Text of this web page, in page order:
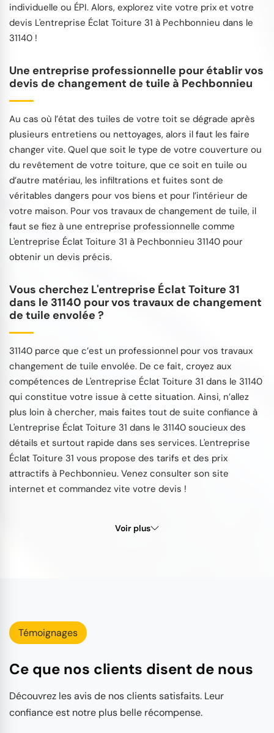
individuelle ou ÉPI. Alors, explorez vite votre prix et votre
devis L'entreprise Éclat Toiture 31 à Pechbonnieu dans le
31140 !
Une entreprise professionnelle pour établir vos
devis de changement de tuile à Pechbonnieu
Au cas où l’état des tuiles de votre toit se dégrade après
plusieurs entretiens ou nettoyages, alors il faut les faire
changer vite. Quel que soit le type de votre couverture ou
du revêtement de votre toiture, que ce soit en tuile ou
d’autre matériau, les infiltrations et fuites sont de
véritables dangers pour vos biens et pour l’intérieur de
votre maison. Pour vos travaux de changement de tuile, il
faut se fiez à une entreprise professionnelle comme
L'entreprise Éclat Toiture 31 à Pechbonnieu 31140 pour
obtenir un devis précis.
Vous cherchez L'entreprise Éclat Toiture 31
dans le 31140 pour vos travaux de changement
de tuile envolée ?
31140 parce que c’est un professionnel pour vos travaux
changement de tuile envolée. De ce fait, croyez aux
compétences de L'entreprise Éclat Toiture 31 dans le 31140
qui constitue votre issue à cette situation. Ainsi, n’allez
plus loin à chercher, mais faites tout de suite confiance à
L'entreprise Éclat Toiture 31 dans le 31140 soucieux des
détails et surtout rapide dans ses services. L'entreprise
Éclat Toiture 31 vous propose des tarifs et des prix
attractifs à Pechbonnieu. Venez consulter son site
internet et commandez vite votre devis !
Voir plus
Témoignages
Ce que nos clients disent de nous
Découvrez les avis de nos clients satisfaits. Leur
confiance est notre plus belle récompense.